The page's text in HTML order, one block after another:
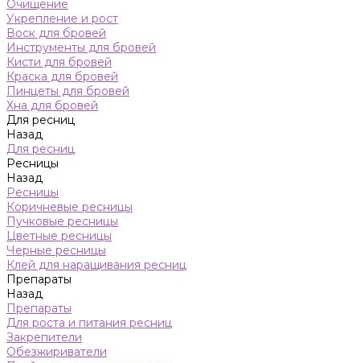
Очищение
Укрепление и рост
Воск для бровей
Инструменты для бровей
Кисти для бровей
Краска для бровей
Пинцеты для бровей
Хна для бровей
Для ресниц
Назад
Для ресниц
Ресницы
Назад
Ресницы
Коричневые ресницы
Пучковые ресницы
Цветные ресницы
Черные ресницы
Клей для наращивания ресниц
Препараты
Назад
Препараты
Для роста и питания ресниц
Закрепители
Обезжириватели